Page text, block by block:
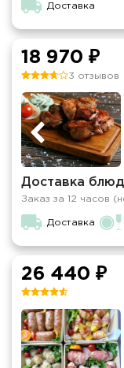
Доставка
18 970 ₽
3 отзывов
Доставка блюд
Заказ за 12 часов
Доставка
26 440 ₽